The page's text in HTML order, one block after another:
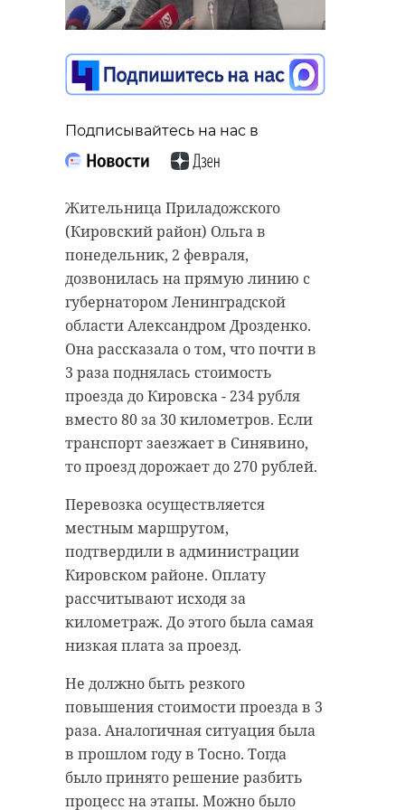
Подписывайтесь на нас в
Жительница Приладожского
(Кировский район) Ольга в
понедельник, 2 февраля,
дозвонилась на прямую линию с
губернатором Ленинградской
области Александром Дрозденко.
Она рассказала о том, что почти в
3 раза поднялась стоимость
проезда до Кировска - 234 рубля
вместо 80 за 30 километров. Если
транспорт заезжает в Синявино,
то проезд дорожает до 270 рублей.
Перевозка осуществляется
местным маршрутом,
подтвердили в администрации
Кировском районе. Оплату
рассчитывают исходя за
километраж. До этого была самая
низкая плата за проезд.
Не должно быть резкого
повышения стоимости проезда в 3
раза. Аналогичная ситуация была
в прошлом году в Тосно. Тогда
было принято решение разбить
процесс на этапы. Можно было
Подписывайтесь на нас в
В понедельник, 2 февраля,
губернатор Ленинградской
области Александр Дрозденко
отвечает на вопросы жителей 47
региона. Это - первая в 2026 году
прямая линия. Дозвонилась
Татьяна из Любани с вопросом о
строительстве КПО.
В прошлом году была
организована экскурсия на КПО
"Волхонка" для всех желающих
ознакомиться с процессом,
рассказала звонившая. Она
добавила, что также появился
наблюдательный совет, но он
никак не работает. Между тем,
завершены предварительные
изыскания будущего КПО:
ознакомиться.
Принятие решение о
строительстве КПО в том или
ином районе вызывает дискуссию,
отметил глава 47 региона. Сразу
Ленинградской области будет
облачная погода с прояснениями.
Также вероятны небольшие
снегопады и гололедица на
дорогах. Атмосферное давление
пойдет на повышение.
Ветер будет северный и северо-
западный: после заката - до 5-10 м/
с, после рассвета - до 3-8 м/с.
Термометры ночью покажут от -16
до -11. Местами ожидается разброс
ФГБУ "Северо-Западное УГМС"
Фото: 47channel / Нина Вересова